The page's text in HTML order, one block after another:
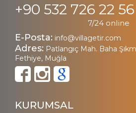
+90 532 726 22 56
7/24 online
E-Posta: info@villagetir.com
Adres: Patlangıç Mah. Baha
Fethiye, Muğla
KURUMSAL